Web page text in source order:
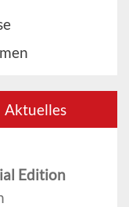
Aktuelles
Edition